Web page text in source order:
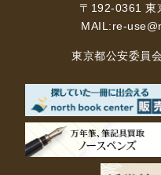
〒192-0361 東
MAIL:re-
東京都公安委員